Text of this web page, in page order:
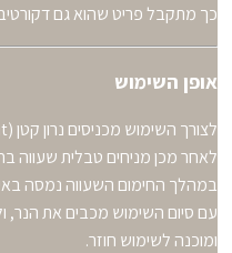
כך מתקבל פריט שהוא גם דקורטיבי
אופן השימוש
לצורך השימוש מכניסים נרון קטן (Teelight) לפתח התחתון ומדליקים אותו.
לאחר מכן מניחים טבלית שעווה
במהלך החימום השעווה נמסה
עם סיום השימוש מכבים את
ומוכנה לשימוש חוזר.